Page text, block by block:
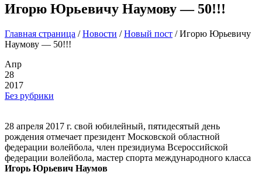
Игорю Юрьевичу Наумову — 50!!!
Главная страница /Новости /Новый пост /Игорю Юрьевичу
Наумову — 50!!!
Апр
28
2017
Без рубрики
28 апреля 2017 г. свой юбилейный, пятидесятый день
рождения отмечает президент Московской областной
федерации волейбола, член президиума Всероссийской
федерации волейбола, мастер спорта международного класса
Игорь Юрьевич Наумов